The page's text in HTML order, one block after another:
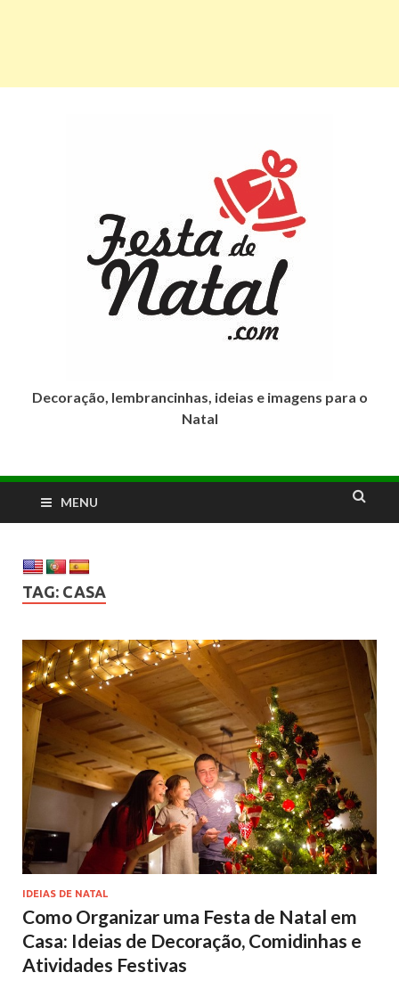
Decoração, lembrancinhas, ideias e imagens para o
Natal
MENU
TAG: CASA
IDEIAS DE NATAL
Como Organizar uma Festa de Natal em
Casa: Ideias de Decoração, Comidinhas e
Atividades Festivas